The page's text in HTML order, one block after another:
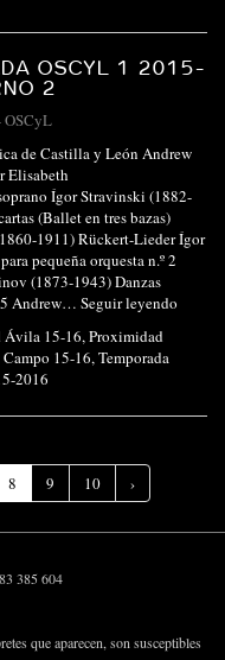
OSCYL 1 2015-
2
OSCyL
de Castilla y León Andrew
Elisabeth
Ígor Stravinski (1882-
(Ballet en tres bazas)
1911) Rückert-Lieder Ígor
pequeña orquesta n.º 2
(1873-1943) Danzas
Andrew… Seguir leyendo
Ávila 15-16,Proximidad
15-16,Temporada
2016
8(Página
actual)
9 10 ›
385 604
que aparecen, son susceptibles